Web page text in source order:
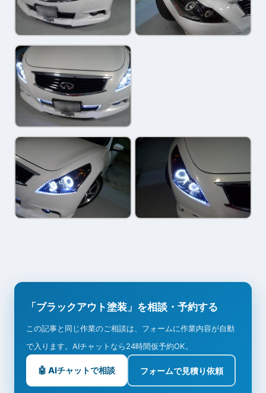
「ブラックアウト塗装」を相談・予約する
この記事と同じ作業のご相談は、フォームに作業内容が自動
で入ります。AIチャットなら24時間仮予約OK。
🤖 AIチャットで相談 フォームで見積り依頼